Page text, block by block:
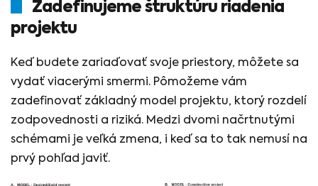
Zadefinujeme štruktúru riadenia
projektu
Keď budete zariaďovať svoje priestory, môžete sa
vydať viacerými smermi. Pômožeme vám
zadefinovať základný model projektu, ktorý rozdelí
zodpovednosti a riziká. Medzi dvomi načrtnutými
schémami je veľká zmena, i keď sa to tak nemusí na
prvý pohľad javiť.